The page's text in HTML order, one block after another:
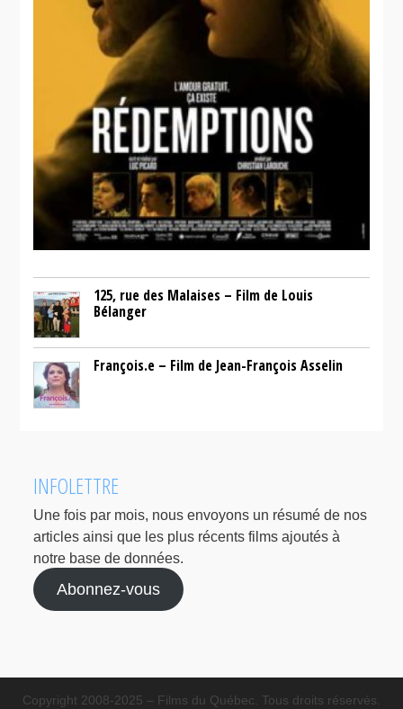
125, rue des Malaises – Film de Louis
Bélanger
François.e – Film de Jean-François Asselin
INFOLETTRE
Une fois par mois, nous envoyons un résumé de nos
articles ainsi que les plus récents films ajoutés à
notre base de données.
Abonnez-vous
Copyright 2008-2025 – Films du Québec. Tous droits réservés.